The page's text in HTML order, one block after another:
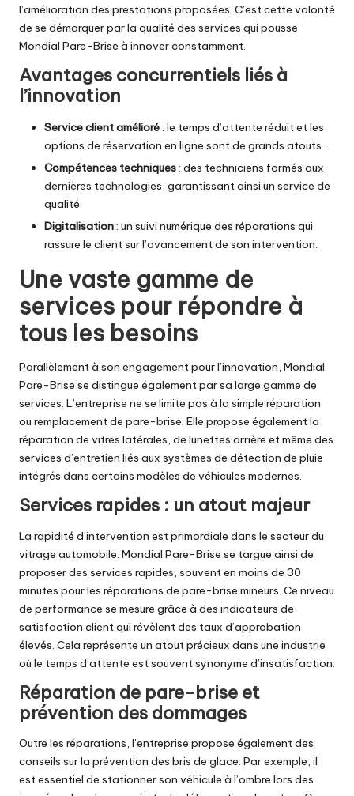
l’amélioration des prestations proposées. C’est cette volonté
de se démarquer par la qualité des services qui pousse
Mondial Pare-Brise à innover constamment.
Avantages concurrentiels liés à
l’innovation
Service client amélioré: le temps d’attente réduit et les
options de réservation en ligne sont de grands atouts.
Compétences techniques: des techniciens formés aux
dernières technologies, garantissant ainsi un service de
qualité.
Digitalisation: un suivi numérique des réparations qui
rassure le client sur l’avancement de son intervention.
Une vaste gamme de
services pour répondre à
tous les besoins
Parallèlement à son engagement pour l’innovation, Mondial
Pare-Brise se distingue également par sa large gamme de
services. L’entreprise ne se limite pas à la simple réparation
ou remplacement de pare-brise. Elle propose également la
réparation de vitres latérales, de lunettes arrière et même des
services d’entretien liés aux systèmes de détection de pluie
intégrés dans certains modèles de véhicules modernes.
Services rapides : un atout majeur
La rapidité d’intervention est primordiale dans le secteur du
vitrage automobile. Mondial Pare-Brise se targue ainsi de
proposer des services rapides, souvent en moins de 30
minutes pour les réparations de pare-brise mineurs. Ce niveau
de performance se mesure grâce à des indicateurs de
satisfaction client qui révèlent des taux d’approbation
élevés. Cela représente un atout précieux dans une industrie
où le temps d’attente est souvent synonyme d’insatisfaction.
Réparation de pare-brise et
prévention des dommages
Outre les réparations, l’entreprise propose également des
conseils sur la prévention des bris de glace. Par exemple, il
est essentiel de stationner son véhicule à l’ombre lors des